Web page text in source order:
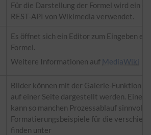
Für die Darstellung der Formel wird ein
REST-API von Wikimedia verwendet.
Es öffnet sich ein Editor zum Eingeben
Formel.
Weitere Informationen auf MediaWiki
Bilder können mit der Galerie-Funktion
auf einer Seite dargestellt werden. Eine
kann so manchen Prozessablauf sinnvoll
Formatierungsbeispiele für die
finden unter